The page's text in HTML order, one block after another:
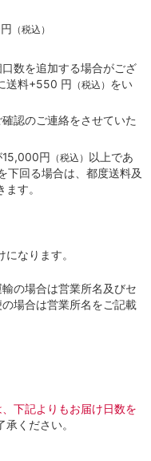
（税込）
数を追加する場合がござ
送料+550 円 （税込） をい
認のご連絡をさせていた
15,000円 （税込） 以上であ
下回る場合は、都度送料及
す。
なります。
の場合は営業所名及びセ
場合は営業所名をご記載
下記よりもお届け日数を
承ください。